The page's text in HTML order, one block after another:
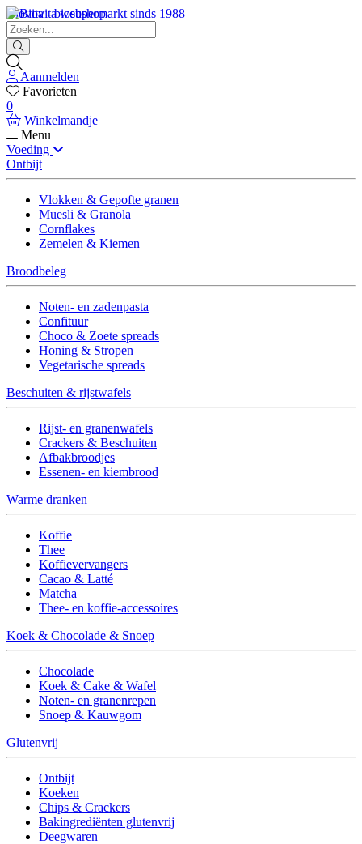
Biovita - biosupermarkt sinds 1988
Aanmelden
Favorieten
0
Winkelmandje
Menu
Voeding
Ontbijt
Vlokken & Gepofte granen
Muesli & Granola
Cornflakes
Zemelen & Kiemen
Broodbeleg
Noten- en zadenpasta
Confituur
Choco & Zoete spreads
Honing & Stropen
Vegetarische spreads
Beschuiten & rijstwafels
Rijst- en granenwafels
Crackers & Beschuiten
Afbakbroodjes
Essenen- en kiembrood
Warme dranken
Koffie
Thee
Koffievervangers
Cacao & Latté
Matcha
Thee- en koffie-accessoires
Koek & Chocolade & Snoep
Chocolade
Koek & Cake & Wafel
Noten- en granenrepen
Snoep & Kauwgom
Glutenvrij
Ontbijt
Koeken
Chips & Crackers
Bakingrediënten glutenvrij
Deegwaren